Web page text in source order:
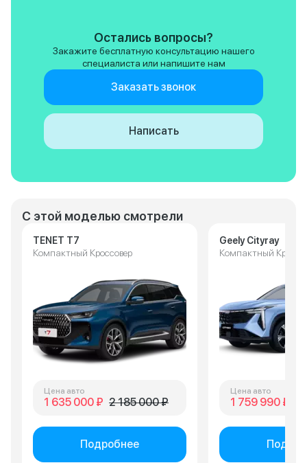
впечатлениям.
понравилось
управление,
С этой моделью смотрели
TENET T7
Компактный Кроссовер
Цена авто
1 635 000 ₽ 2 185 000 ₽
Подробнее
Geely Cityray
Компактный
Цена авто
1 759 990 ₽
Остались вопросы?
Закажите бесплатную консультацию нашего
специалиста или напишите нам
Заказать звонок
Написать